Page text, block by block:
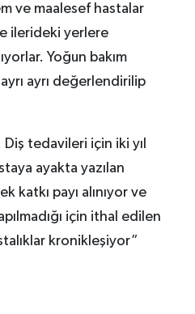
ve maalesef hastalar
ilerideki yerlere
Yoğun bakım
ayrı değerlendirilip
tedavileri için iki yıl
ayakta yazılan
katkı payı alınıyor ve
için ithal edilen
kronikleşiyor”